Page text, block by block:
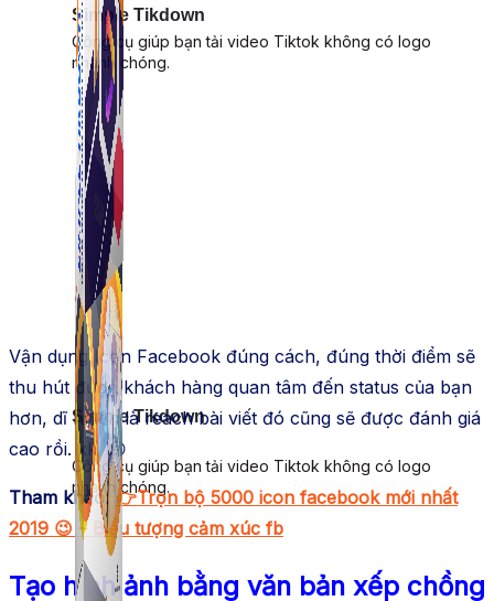
Simple Tikdown
Công cụ giúp bạn tải video Tiktok không có logo
nhanh chóng.
Simple Tikdown
Công cụ giúp bạn tải video Tiktok không có logo
nhanh chóng.
Vận dụng Icon Facebook đúng cách, đúng thời điểm sẽ
thu hút được khách hàng quan tâm đến status của bạn
hơn, dĩ nhiên là reach bài viết đó cũng sẽ được đánh giá
cao rồi. kk 😆
Tham khảo:👉Trọn bộ 5000 icon facebook mới nhất
2019 😉 – Biểu tượng cảm xúc fb
Tạo hình ảnh bằng văn bản xếp chồng